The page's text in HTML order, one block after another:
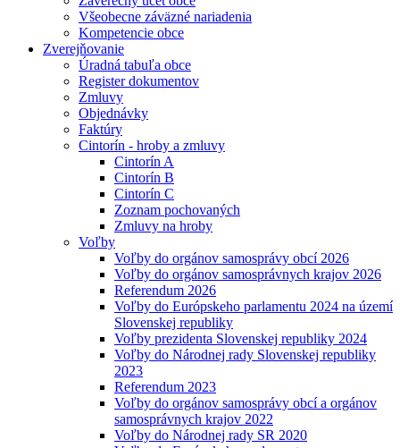
Všeobecne záväzné nariadenia
Kompetencie obce
Zverejňovanie
Úradná tabuľa obce
Register dokumentov
Zmluvy
Objednávky
Faktúry
Cintorín - hroby a zmluvy
Cintorín A
Cintorín B
Cintorín C
Zoznam pochovaných
Zmluvy na hroby
Voľby
Voľby do orgánov samosprávy obcí 2026
Voľby do orgánov samosprávnych krajov 2026
Referendum 2026
Voľby do Európskeho parlamentu 2024 na území
Slovenskej republiky
Voľby prezidenta Slovenskej republiky 2024
Voľby do Národnej rady Slovenskej republiky
2023
Referendum 2023
Voľby do orgánov samosprávy obcí a orgánov
samosprávnych krajov 2022
Voľby do Národnej rady SR 2020